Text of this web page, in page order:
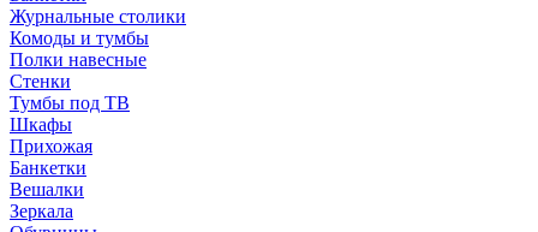
Журнальные столики
Комоды и тумбы
Полки навесные
Стенки
Тумбы под ТВ
Шкафы
Прихожая
Банкетки
Вешалки
Зеркала